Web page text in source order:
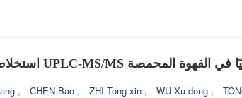
, CHEN Bao , ZHI Tong-xin , WU Xu-dong ,